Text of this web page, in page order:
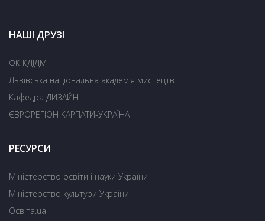
НАШІ ДРУЗІ
ФК КДІДМ
Львівська національна академія мистецтв
Кафедра ДИЗАЙН
ЄВРОРЕГІОН КАРПАТИ-УКРАЇНА
РЕСУРСИ
Міністерство освіти і науки України
Міністерство культури України
Освіта.ua